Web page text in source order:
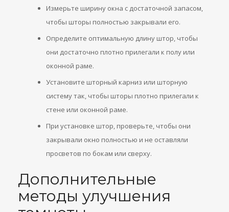
Измерьте ширину окна с достаточной запасом,
чтобы шторы полностью закрывали его.
Определите оптимальную длину штор, чтобы
они достаточно плотно прилегали к полу или
оконной раме.
Установите шторный карниз или шторную
систему так, чтобы шторы плотно прилегали к
стене или оконной раме.
При установке штор, проверьте, чтобы они
закрывали окно полностью и не оставляли
просветов по бокам или сверху.
Дополнительные
методы улучшения